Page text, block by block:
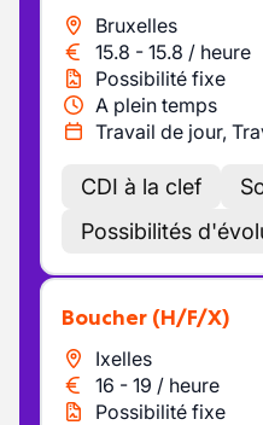
Bruxelles
15.8 - 15.8 / heure
Possibilité fixe
A plein temps
Travail de jour,
CDI à la clef
Possibilités
Boucher (H/F/X)
Ixelles
16 - 19 / heure
Possibilité fixe